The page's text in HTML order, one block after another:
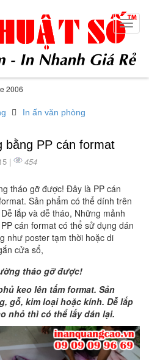
2006
In ấn văn phòng
PP cán format
| 454
tháo gỡ được! Đây là PP cán
Sản phẩm có thể dính trên
lắp và dễ tháo, Những mảnh
cán format có thể sử dụng dán
như poster tạm thời hoặc di
cửa sổ,
tháo gỡ được!
keo lên tấm format. Sản
gỗ, kim loại hoặc kính. Dễ lắp
nhỏ thì có thể lấy dán lại.